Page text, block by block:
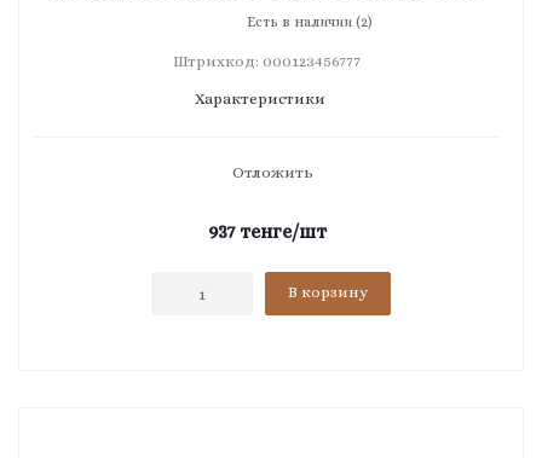
Есть в наличии (2)
Штрихкод: 000123456777
Характеристики
Отложить
937тенге/шт
В корзину